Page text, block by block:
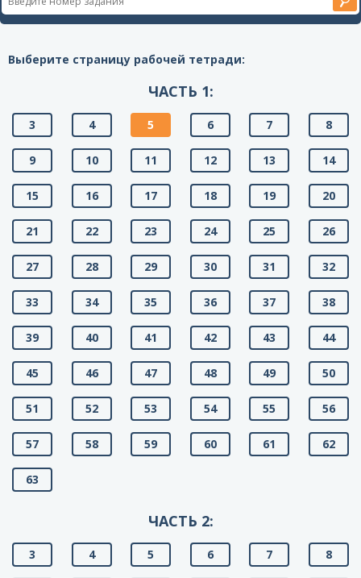
Выберите страницу рабочей тетради:
ЧАСТЬ 1:
3 4 5 6 7 8
9 10 11 12 13 14
15 16 17 18 19 20
21 22 23 24 25 26
27 28 29 30 31 32
33 34 35 36 37 38
39 40 41 42 43 44
45 46 47 48 49 50
51 52 53 54 55 56
57 58 59 60 61 62
63
ЧАСТЬ 2:
3 4 5 6 7 8